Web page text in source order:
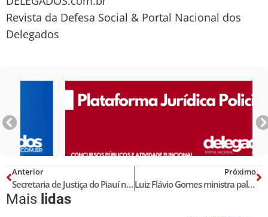
Revista da Defesa Social & Portal Nacional dos
Delegados
Anterior
Secretaria de Justiça do Piauí não cumpre plano de retirada de presos de delegacias
Próximo
Luiz Flávio Gomes ministra palestra sobre Lei Seca na Acadepol de São Paulo
Mais lidas